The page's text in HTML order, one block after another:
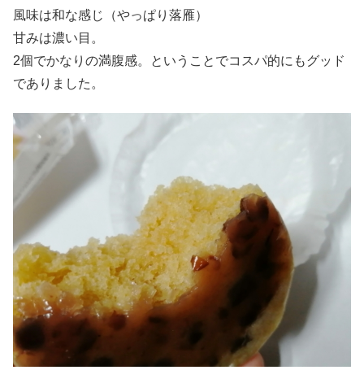
風味は和な感じ（やっぱり落雁）
甘みは濃い目。
2個でかなりの満腹感。ということでコスパ的にもグッド
でありました。